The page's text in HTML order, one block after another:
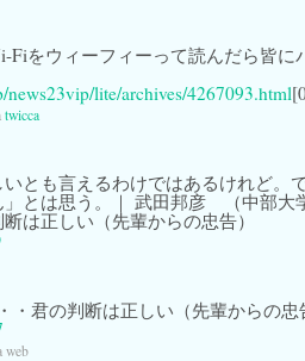
Fiをウィーフィーって読んだら皆に
lite/archives/4267093.html
twicca
とも言えるわけではあるけれど。
」とは思う。｜ 武田邦彦 （中部大
は正しい（先輩からの忠告）
・君の判断は正しい（先輩からの忠
web